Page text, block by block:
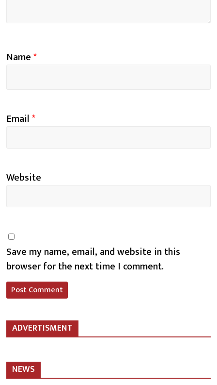
Name*
Email*
Website
Save my name, email, and website in this
browser for the next time I comment.
ADVERTISMENT
NEWS